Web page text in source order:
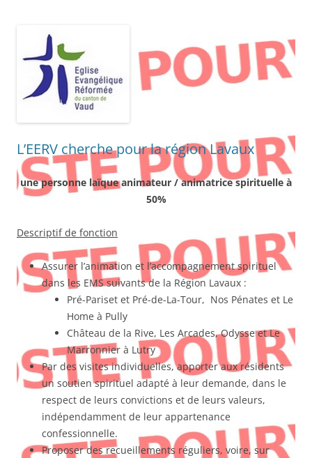
L’EERV cherche pour la région Lavaux
une personne laïque animateur / animatrice spirituelle à
50%
Descriptif de fonction
Assurer l’animation et l’accompagnement spirituel
dans les EMS suivants de la Région Lavaux :
Pré-Pariset et Pré-de-La-Tour, Nos Pénates et Le
Home à Pully
Château de la Rive, Les Arcades, Odysse et Le
Marronnier à Lutry
Par des visites individuelles, apporter aux résidents
un soutien spirituel adapté à leur demande, dans le
respect de leurs convictions et de leurs valeurs,
indépendamment de leur appartenance
confessionnelle.
Proposer des recueillements réguliers, voire, sur